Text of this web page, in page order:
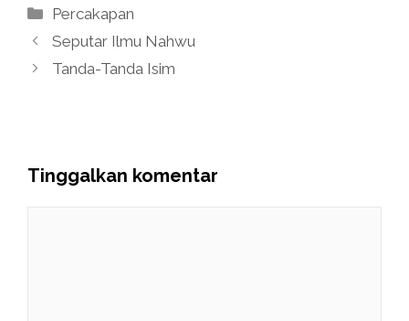
Kategori
Percakapan
Seputar Ilmu Nahwu
Tanda-Tanda Isim
Tinggalkan komentar